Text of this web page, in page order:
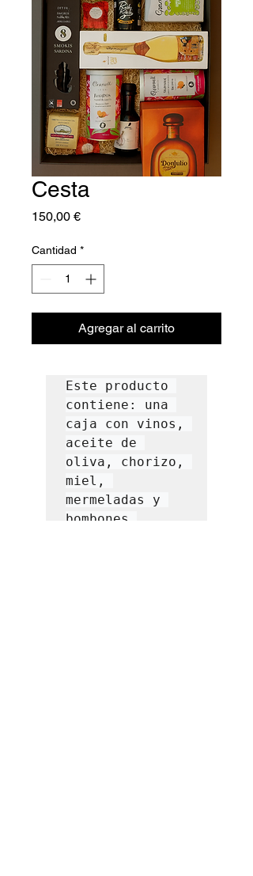
Cesta
150,00 €Precio
Cantidad *
Agregar al carrito
Este producto
contiene: una
caja con vinos,
aceite de
oliva, chorizo,
miel,
mermeladas y
bombones.